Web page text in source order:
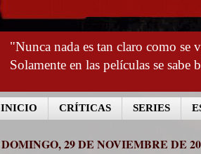
"Nunca nada es tan claro como se
Solamente en las películas se
INICIO CRÍTICAS SERIES
DOMINGO, 29 DE NOVIEMBRE DE